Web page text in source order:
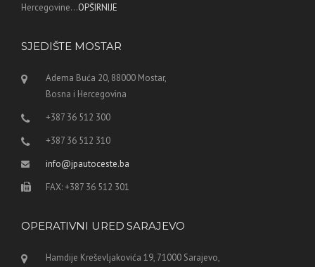
Hercegovine...OPŠIRNIJE
SJEDIŠTE MOSTAR
Adema Buća 20, 88000 Mostar,
Bosna i Hercegovina
+387 36 512 300
+387 36 512 310
info@jpautoceste.ba
FAX: +387 36 512 301
OPERATIVNI URED SARAJEVO
Hamdije Kreševljakovića 19, 71000 Sarajevo,